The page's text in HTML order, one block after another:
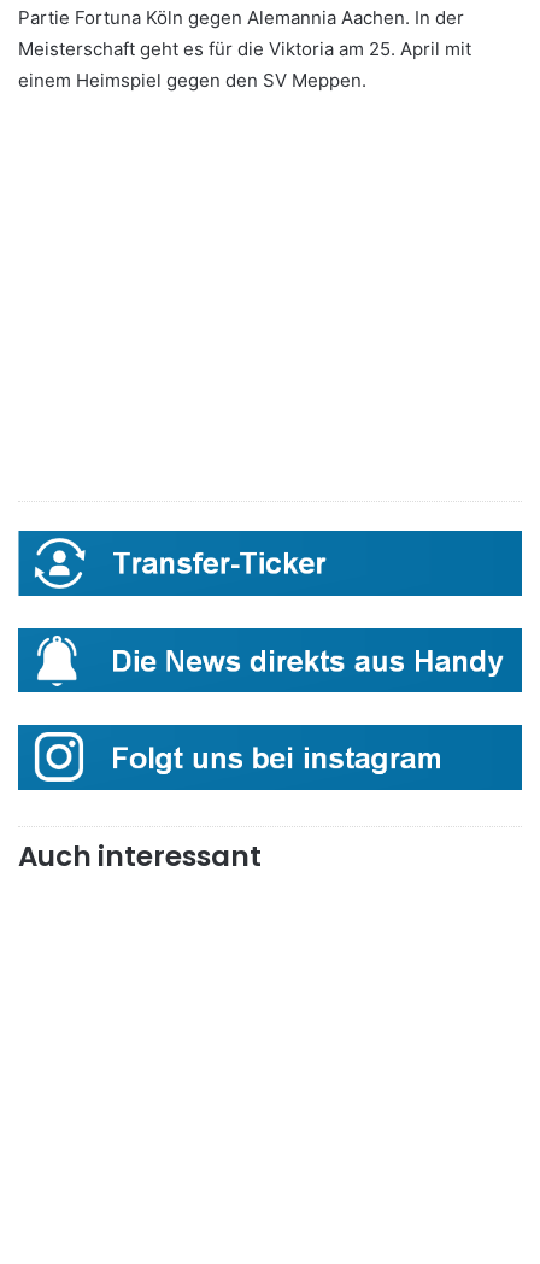
Partie Fortuna Köln gegen Alemannia Aachen. In der
Meisterschaft geht es für die Viktoria am 25. April mit
einem Heimspiel gegen den SV Meppen.
Auch interessant